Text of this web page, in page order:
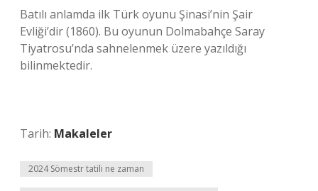
Batılı anlamda ilk Türk oyunu Şinasi’nin Şair
Evliği’dir (1860). Bu oyunun Dolmabahçe Saray
Tiyatrosu’nda sahnelenmek üzere yazıldığı
bilinmektedir.
Tarih: Makaleler
2024 Sömestr tatili ne zaman